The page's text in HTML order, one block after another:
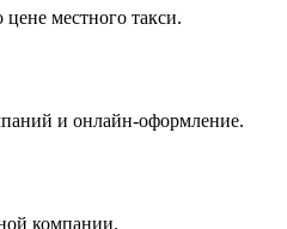
местного такси.
и онлайн-оформление.
компании.